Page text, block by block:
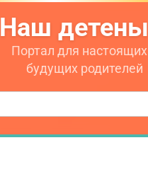
Наш
Портал для
будущих родителей